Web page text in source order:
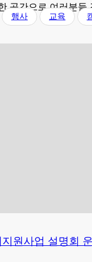
공간으로 여러분들
행사 교육
원사업 설명회